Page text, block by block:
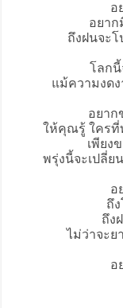
อ
อยา
ถึงฝนจะ
โลกนี้
แม้ความงดง
อยา
ให้คุณรู้ ใครที่
เพียง
พรุ่งนี้จะเปลี่ย
อ
ถึ
ถึง
ไม่ว่าจะย
อ